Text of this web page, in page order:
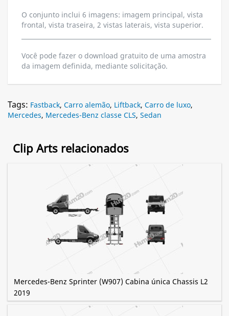
O conjunto inclui 6 imagens: imagem principal, vista
frontal, vista traseira, 2 vistas laterais, vista superior.
Você pode fazer o download gratuito de uma amostra
da imagem definida, mediante solicitação.
Tags: Fastback, Carro alemão, Liftback, Carro de luxo,
Mercedes, Mercedes-Benz classe CLS, Sedan
Clip Arts relacionados
Mercedes-Benz Sprinter (W907) Cabina única Chassis L2
2019